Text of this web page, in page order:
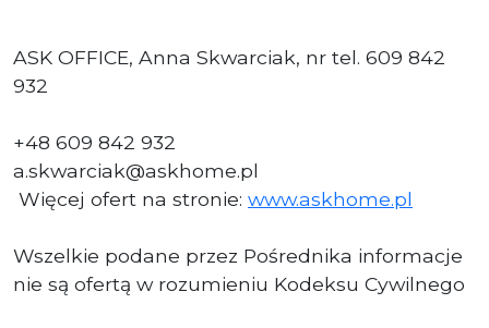
ASK OFFICE, Anna Skwarciak, nr tel. 609 842
932
+48 609 842 932
a.skwarciak@askhome.pl
Więcej ofert na stronie: www.askhome.pl
Wszelkie podane przez Pośrednika informacje
nie są ofertą w rozumieniu Kodeksu Cywilnego